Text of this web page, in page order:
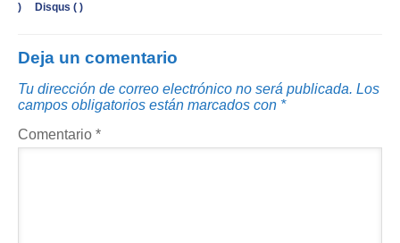
) Disqus ( )
Deja un comentario
Tu dirección de correo electrónico no será publicada. Los
campos obligatorios están marcados con *
Comentario *